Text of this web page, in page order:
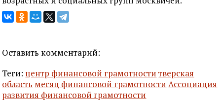
Оставить комментарий:
Теги: центр финансовой грамотности тверская
область месяц финансовой грамотности Ассоциация
развития финансовой грамотности